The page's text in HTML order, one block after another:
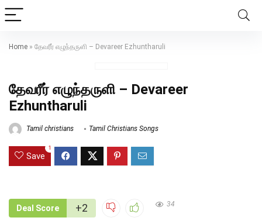
Home » தேவரீர் எழுந்தருளி – Devareer Ezhuntharuli
தேவரீர் எழுந்தருளி – Devareer
Ezhuntharuli
Tamil christians Tamil Christians Songs
Save
1
Deal Score +2 34